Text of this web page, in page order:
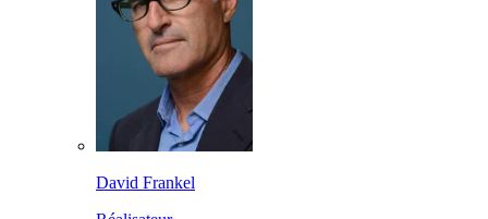
David Frankel